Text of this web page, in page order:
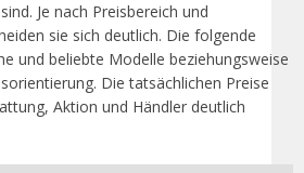
Je nach Preisbereich und
sie sich deutlich. Die folgende
und beliebte Modelle beziehungsweise
Die tatsächlichen Preise
Aktion und Händler deutlich